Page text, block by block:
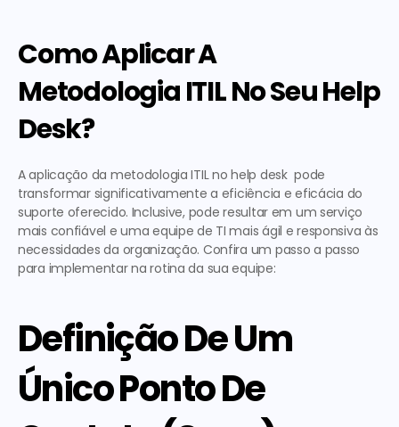
Como Aplicar A
Metodologia ITIL No Seu Help
Desk?
A aplicação da metodologia ITIL no help desk  pode
transformar significativamente a eficiência e eficácia do
suporte oferecido. Inclusive, pode resultar em um serviço
mais confiável e uma equipe de TI mais ágil e responsiva às
necessidades da organização. Confira um passo a passo
para implementar na rotina da sua equipe:
Definição De Um
Único Ponto De